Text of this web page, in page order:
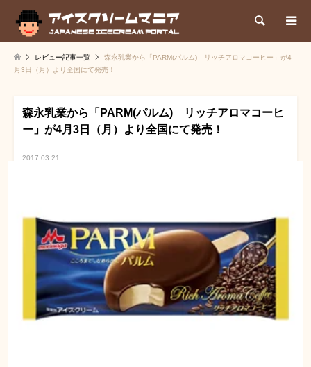
検索
レビュー記事一覧
森永乳業から「PARM(パルム) リッチアロマコーヒー」が4
月3日（月）より全国にて発売！
森永乳業から「PARM(パルム) リッチアロマコーヒ
ー」が4月3日（月）より全国にて発売！
2017.03.21